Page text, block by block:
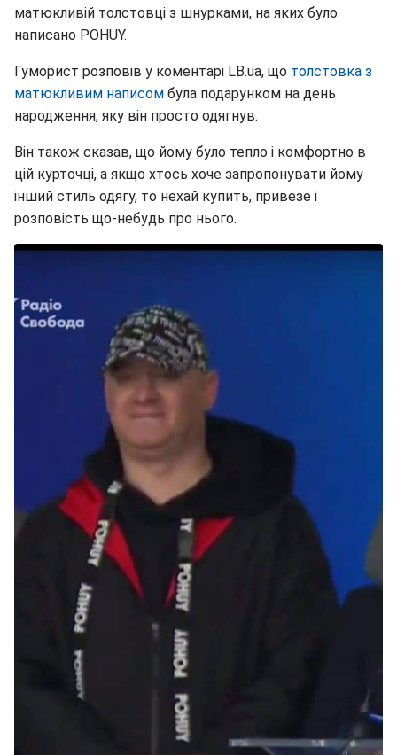
матюкливій толстовці з шнурками, на яких було
написано POHUY.
Гуморист розповів у коментарі LB.ua, що толстовка з
матюкливим написом була подарунком на день
народження, яку він просто одягнув.
Він також сказав, що йому було тепло і комфортно в
цій курточці, а якщо хтось хоче запропонувати йому
інший стиль одягу, то нехай купить, привезе і
розповість що-небудь про нього.